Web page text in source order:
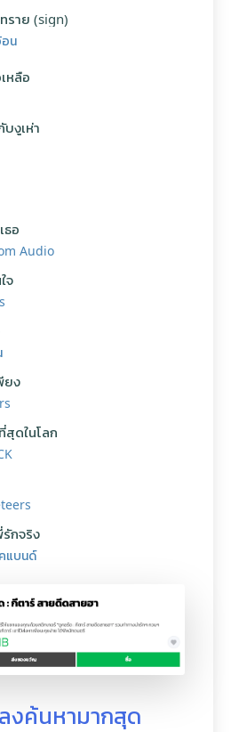
ราย (sign)
อน
หลือ
บงูเห่า
ธอ
Audio
จ
ยง
สุดในโลก
รักจริง
แบนด์
งค้นหามากสุด